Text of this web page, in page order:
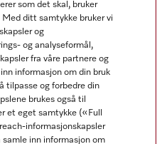
som det skal, bruker
ditt samtykke bruker vi
og
og analyseformål,
fra våre partnere og
informasjon om din bruk
tilpasse og forbedre din
brukes også til
et eget samtykke («Full
informasjonskapsler
inn informasjon om